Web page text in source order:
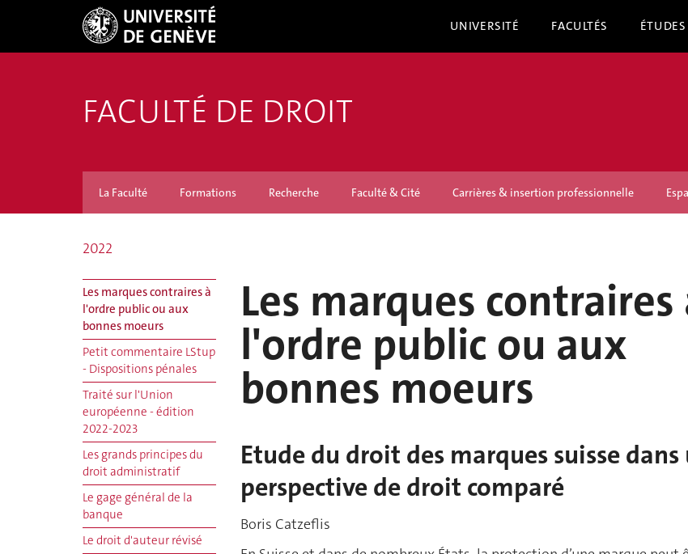
UNIVERSITÉ FACULTÉS ÉTUDES
FACULTÉ DE DROIT
La Faculté Formations Recherche Faculté & Cité Carrières & insertion professionnelle
2022
Les marques contraires à
l'ordre public ou aux
bonnes moeurs
Petit commentaire LStup
- Dispositions pénales
Traité sur l'Union
européenne - édition
2022-2023
Les grands principes du
droit administratif
Le gage général de la
banque
Le droit d'auteur révisé
Les marques contraires
l'ordre public ou aux
bonnes moeurs
Etude du droit des marques suisse dans
perspective de droit comparé
Boris Catzeflis